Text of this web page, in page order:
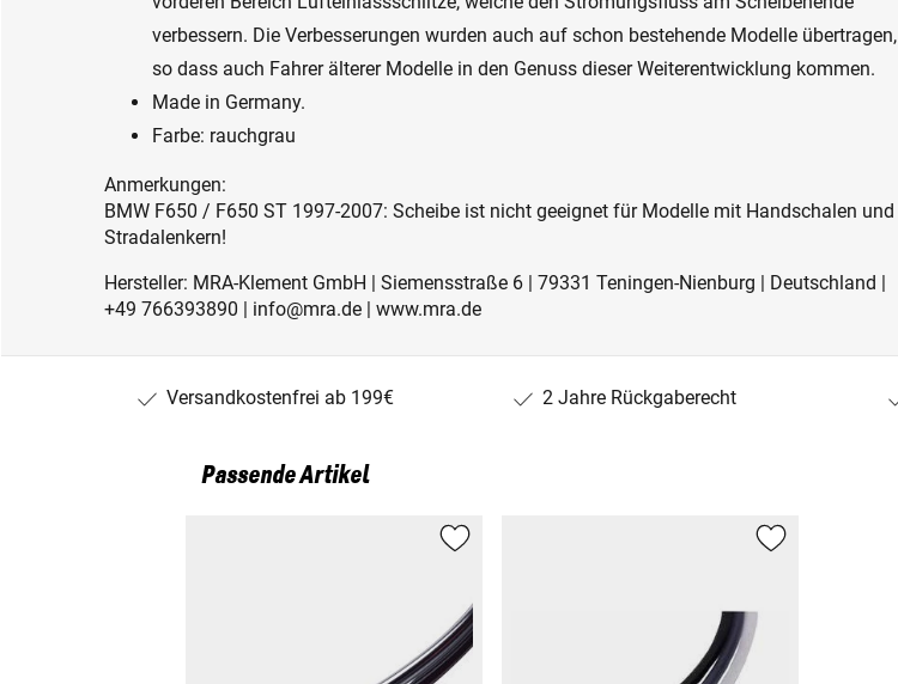
verbessern. Die Verbesserungen wurden auch auf schon bestehende Modelle übertragen,
so dass auch Fahrer älterer Modelle in den Genuss dieser Weiterentwicklung kommen.
Made in Germany.
Farbe: rauchgrau
Anmerkungen:
BMW F650 / F650 ST 1997-2007: Scheibe ist nicht geeignet für Modelle mit Handschalen und
Stradalenkern!
Hersteller: MRA-Klement GmbH | Siemensstraße 6 | 79331 Teningen-Nienburg | Deutschland |
+49 766393890 | info@mra.de | www.mra.de
Versandkostenfrei ab 199€ 2 Jahre Rückgaberecht
Passende Artikel